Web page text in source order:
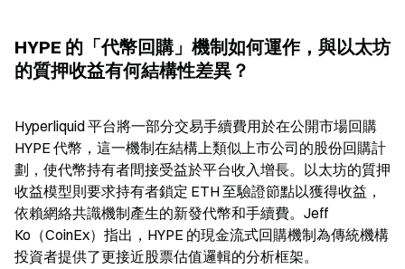
HYPE 的「代幣回購」機制如何運作，與以太坊
的質押收益有何結構性差異？
Hyperliquid 平台將一部分交易手續費用於在公開市場回購
HYPE 代幣，這一機制在結構上類似上市公司的股份回購計
劃，使代幣持有者間接受益於平台收入增長。以太坊的質押
收益模型則要求持有者鎖定 ETH 至驗證節點以獲得收益，
依賴網絡共識機制產生的新發代幣和手續費。Jeff
Ko（CoinEx）指出，HYPE 的現金流式回購機制為傳統機構
投資者提供了更接近股票估值邏輯的分析框架。